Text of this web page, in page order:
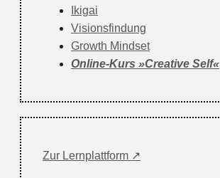
Ikigai
Visionsfindung
Growth Mindset
Online-Kurs »Creative Self«
Zur Lernplattform ↗